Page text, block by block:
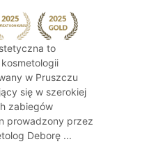
to
w Pruszczu
się w szerokiej
zabiegów
prowadzony przez
Deborę ...